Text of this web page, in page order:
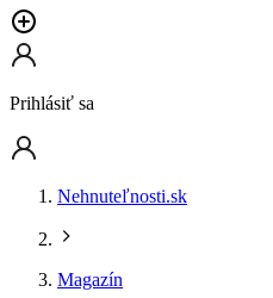
Prihlásiť sa
Nehnuteľnosti.sk
Magazín